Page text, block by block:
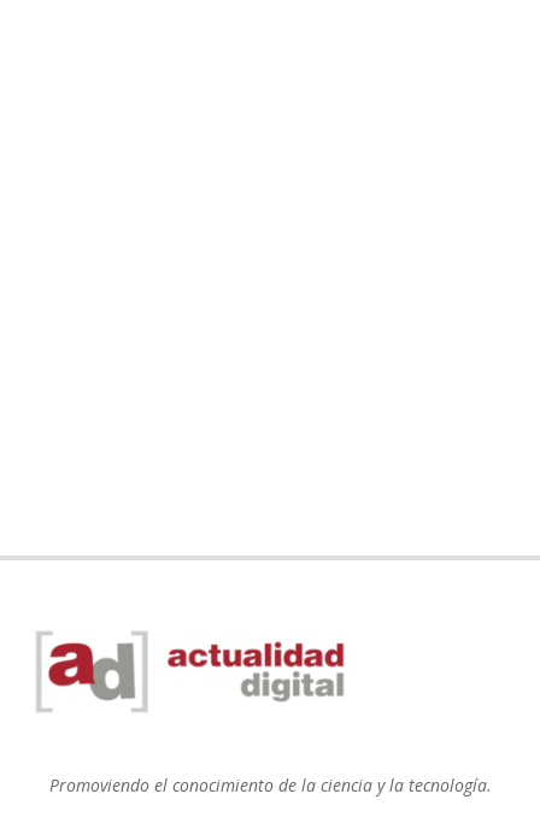
Promoviendo el conocimiento de la ciencia y la tecnología.